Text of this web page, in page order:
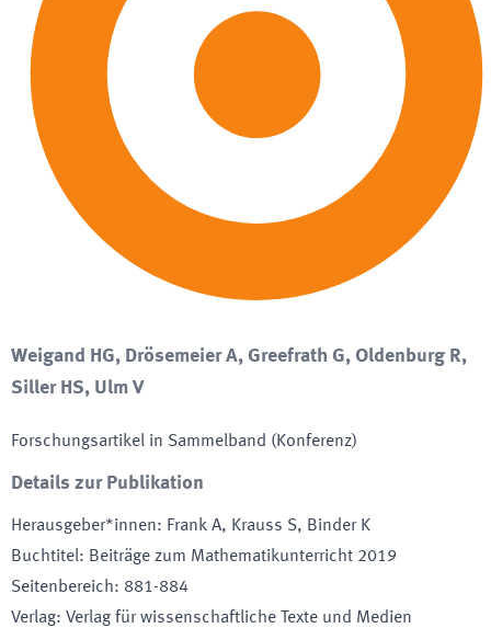
Weigand HG, Drösemeier A, Greefrath G, Oldenburg R,
Siller HS, Ulm V
Forschungsartikel in Sammelband (Konferenz)
Details zur Publikation
Herausgeber*innen: Frank A, Krauss S, Binder K
Buchtitel: Beiträge zum Mathematikunterricht 2019
Seitenbereich: 881-884
Verlag: Verlag für wissenschaftliche Texte und Medien